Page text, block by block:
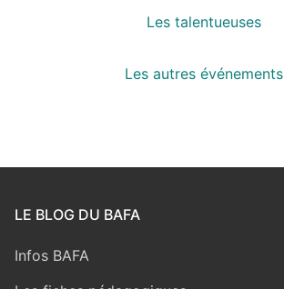
Les talentueuses
Les autres événements
LE BLOG DU BAFA
Infos BAFA